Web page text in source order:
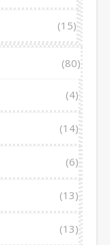
(15)
(80)
(4)
(14)
(6)
(13)
(13)